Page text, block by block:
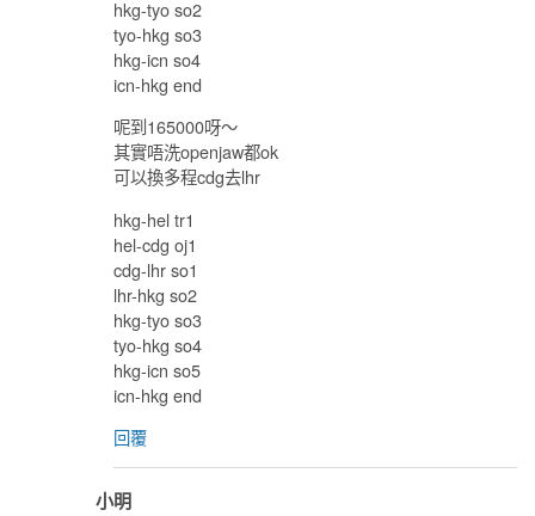
hkg-tyo so2
tyo-hkg so3
hkg-icn so4
icn-hkg end
呢到165000呀～
其實唔洗openjaw都ok
可以換多程cdg去lhr
hkg-hel tr1
hel-cdg oj1
cdg-lhr so1
lhr-hkg so2
hkg-tyo so3
tyo-hkg so4
hkg-icn so5
icn-hkg end
回覆
小明